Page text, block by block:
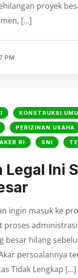
proyek
[…]
PM
KONSTRUKSI
PERIZINAN USAHA
RI SNI
Legal Ini
ingin masuk ke
proses
besar hilang
persoalannya
Tidak Lengkap […]